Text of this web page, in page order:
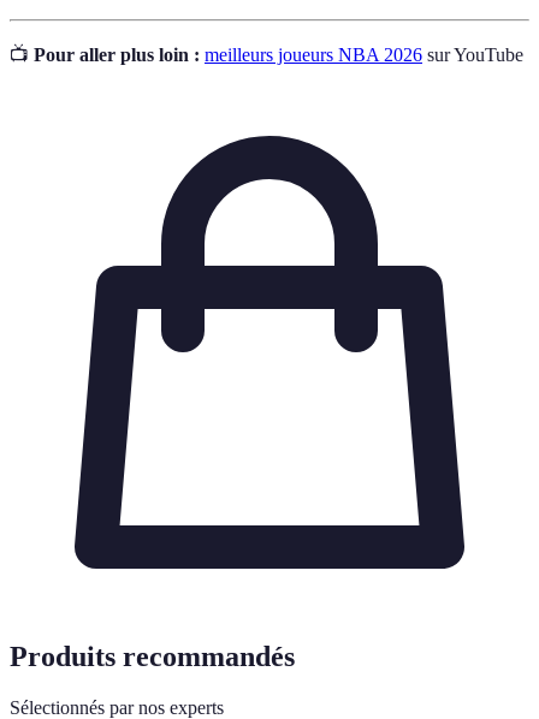
📺 Pour aller plus loin : meilleurs joueurs NBA 2026 sur YouTube
Produits recommandés
Sélectionnés par nos experts